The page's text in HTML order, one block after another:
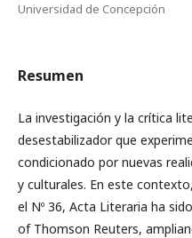
Universidad de Concepción
Resumen
La investigación y la crítica
desestabilizador que
condicionado por nuevas
y culturales. En este
el Nº 36, Acta Literaria ha
of Thomson Reuters,